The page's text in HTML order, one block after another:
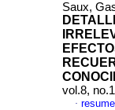
Saux,
vol.8,
·